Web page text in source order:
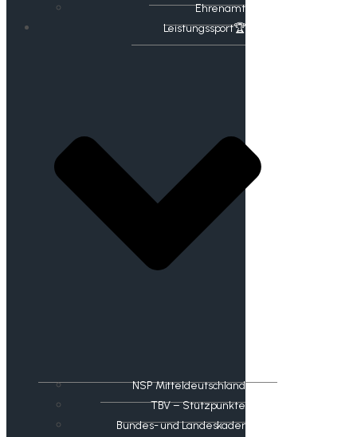
Ehrenamt
​Leistungssport🏆
NSP Mitteldeutschland
TBV – Stützpunkte
Bundes- und Landeskader